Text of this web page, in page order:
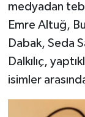
medyadan
Emre Altuğ,
Dabak, Seda
Dalkılıç,
isimler